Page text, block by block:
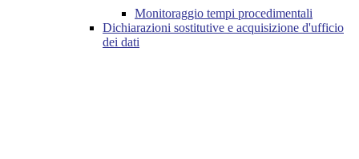
Monitoraggio tempi procedimentali
Dichiarazioni sostitutive e acquisizione d'ufficio
dei dati